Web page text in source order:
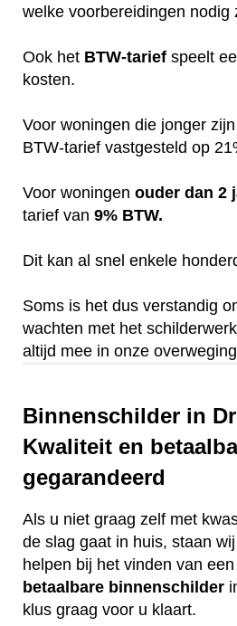
welke voorbereidingen nodig
Ook het BTW-tarief speelt
kosten.
Voor woningen die jonger
BTW-tarief vastgesteld op
Voor woningen ouder dan 2
tarief van 9% BTW.
Dit kan al snel enkele
Soms is het dus verstandig
wachten met het
altijd mee in onze
Binnenschilder in
Kwaliteit en
gegarandeerd
Als u niet graag zelf met
de slag gaat in huis, staan
helpen bij het vinden van
betaalbare binnenschilder
klus graag voor u klaart.